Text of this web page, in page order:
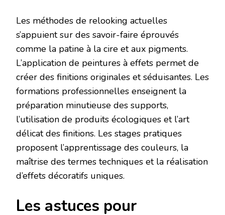
Les méthodes de relooking actuelles
s’appuient sur des savoir-faire éprouvés
comme la patine à la cire et aux pigments.
L’application de peintures à effets permet de
créer des finitions originales et séduisantes. Les
formations professionnelles enseignent la
préparation minutieuse des supports,
l’utilisation de produits écologiques et l’art
délicat des finitions. Les stages pratiques
proposent l’apprentissage des couleurs, la
maîtrise des termes techniques et la réalisation
d’effets décoratifs uniques.
Les astuces pour